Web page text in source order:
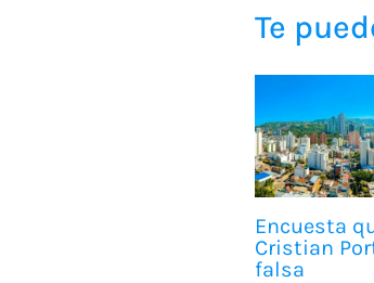
Te
Encuesta
Cristian
falsa